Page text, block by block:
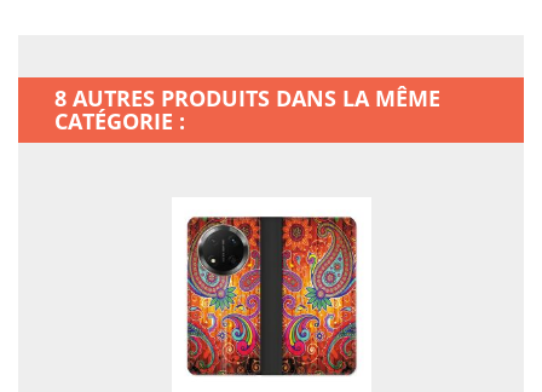
8 AUTRES PRODUITS DANS LA MÊME
CATÉGORIE :